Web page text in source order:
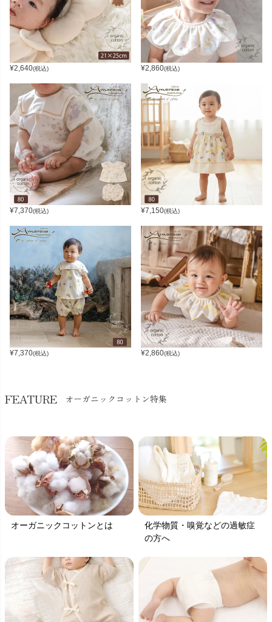
¥2,640(税込) ¥2,860(税込)
¥7,370(税込) ¥7,150(税込)
¥7,370(税込) ¥2,860(税込)
FEATURE オーガニックコットン特集
オーガニックコットンとは
化学物質・嗅覚などの過敏症
の方へ